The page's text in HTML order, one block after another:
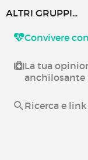
ALTRI GRUPPI...
Convivere
La tua
anchilosante
Ricerca e